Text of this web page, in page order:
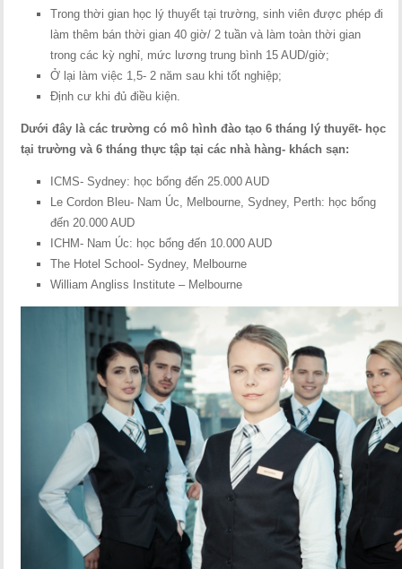
Trong thời gian học lý thuyết tại trường, sinh viên được phép đi
làm thêm bán thời gian 40 giờ/ 2 tuần và làm toàn thời gian
trong các kỳ nghỉ, mức lương trung bình 15 AUD/giờ;
Ở lại làm việc 1,5- 2 năm sau khi tốt nghiệp;
Định cư khi đủ điều kiện.
Dưới đây là các trường có mô hình đào tạo 6 tháng lý thuyết- học
tại trường và 6 tháng thực tập tại các nhà hàng- khách sạn:
ICMS- Sydney: học bổng đến 25.000 AUD
Le Cordon Bleu- Nam Úc, Melbourne, Sydney, Perth: học bổng
đến 20.000 AUD
ICHM- Nam Úc: học bổng đến 10.000 AUD
The Hotel School- Sydney, Melbourne
William Angliss Institute – Melbourne